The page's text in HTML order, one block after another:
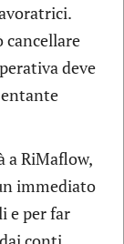
cancellare
deve
a RiMaflow,
immediato
e per far